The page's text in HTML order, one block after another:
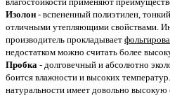
Изолон - вспененный полиэтилен,
отличными утепляющими свойствами.
производитель прокладывает
недостатком можно считать более
Пробка - долговечный и абсолютно
боится влажности и высоких
натуральности имеет довольно высокую